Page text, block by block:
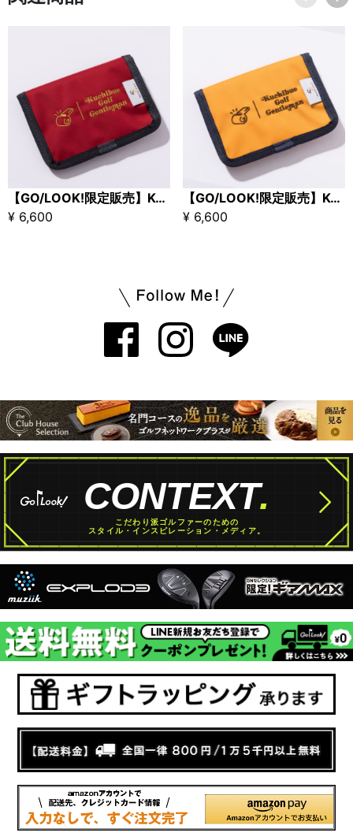
【GO/LOOK!限定販売】Kuchibue Golf Gentleman×master-piece ポケットインポーチSサイズ / レッド
¥ 6,600
【GO/LOOK!限定販売】Kuchibue Golf Gentleman×master-piece ポケットインポーチSサイズ / イエロー
¥ 6,600